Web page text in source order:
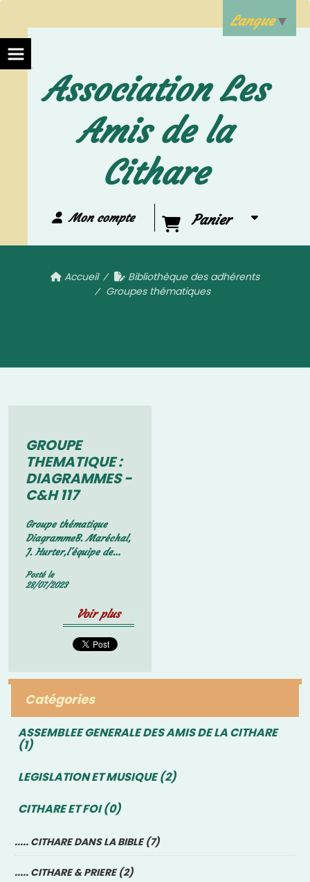
Association Les
Amis de la
Cithare
Mon compte Panier
Accueil
Bibliothèque des adhérents
Groupes thématiques
GROUPE
THEMATIQUE :
DIAGRAMMES -
C&H 117
Groupe thématique
DiagrammeB. Maréchal,
J. Hurter,l'équipe de
rédaction a pris contact
avec Jean Hurter pour
compléter les
informations données
par Bernadette
Maréchal aux...
Posté le
28/07/2023
Voir plus
Catégories
ASSEMBLEE GENERALE DES AMIS DE LA CITHARE
(1)
LEGISLATION ET MUSIQUE (2)
CITHARE ET FOI (0)
..... CITHARE DANS LA BIBLE (7)
..... CITHARE & PRIERE (2)
Langue▼